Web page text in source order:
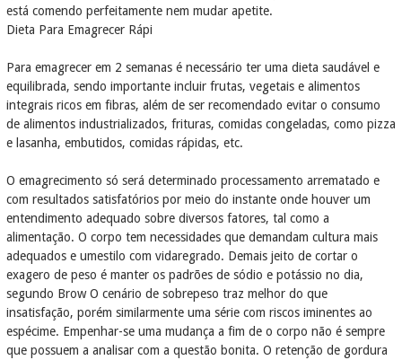
está comendo perfeitamente nem mudar apetite.
Dieta Para Emagrecer Rápi
Para emagrecer em 2 semanas é necessário ter uma dieta saudável e
equilibrada, sendo importante incluir frutas, vegetais e alimentos
integrais ricos em fibras, além de ser recomendado evitar o consumo
de alimentos industrializados, frituras, comidas congeladas, como pizza
e lasanha, embutidos, comidas rápidas, etc.
O emagrecimento só será determinado processamento arrematado e
com resultados satisfatórios por meio do instante onde houver um
entendimento adequado sobre diversos fatores, tal como a
alimentação. O corpo tem necessidades que demandam cultura mais
adequados e umestilo com vidaregrado. Demais jeito de cortar o
exagero de peso é manter os padrões de sódio e potássio no dia,
segundo Brow O cenário de sobrepeso traz melhor do que
insatisfação, porém similarmente uma série com riscos iminentes ao
espécime. Empenhar-se uma mudança a fim de o corpo não é sempre
que possuem a analisar com a questão bonita. O retenção de gordura